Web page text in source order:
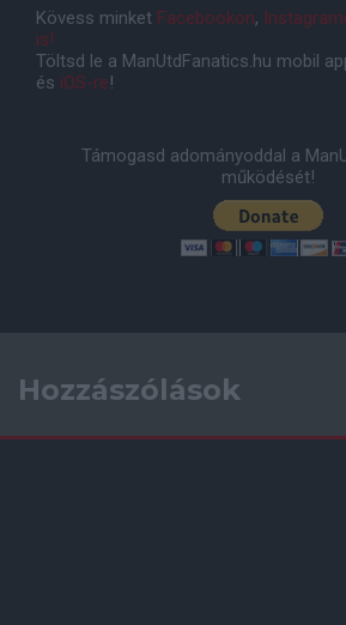
Kövess minket Facebookon,
is!
Töltsd le a ManUtdFanatics.hu mobil
és iOS-re!
Támogasd adományoddal a
működését!
Hozzászólások